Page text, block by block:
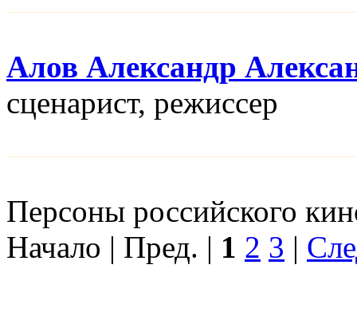
Алов Александр
сценарист, режисcер
Персоны российского
Начало | Пред. | 1 2 3 |